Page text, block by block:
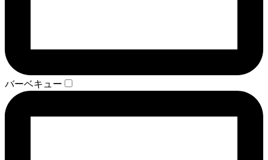
バーベキュー